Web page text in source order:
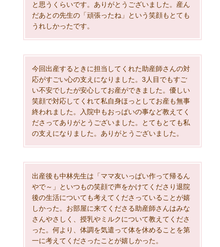
と思うくらいです。ありがとうございました。産ん
だあとの先生の「頑張ったね」という笑顔もとても
うれしかったです。
今回出産するときに担当してくれた助産師さんの対
応がすごい心の支えになりました。3人目でもすご
い不安でしたが安心してお産ができました。優しい
笑顔で対応してくれて私自身ほっとしてお産も無事
終われました。入院中もおっぱいの事など教えてく
ださってありがとうございました。とてもとても私
の支えになりました。ありがとうございました。
出産後も中林先生は「ママ友いっぱい作って帰るん
やで～」といつもの笑顔で声をかけてくださり退院
後の生活についても考えてくださっていることが嬉
しかった。お部屋に来てくださる助産師さんはみな
さんやさしく、授乳やミルクについて教えてくださ
った。何より、体調を気遣って体を休めることを第
一に考えてくださったことが嬉しかった。